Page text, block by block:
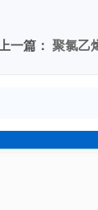
上一篇： 聚氯乙